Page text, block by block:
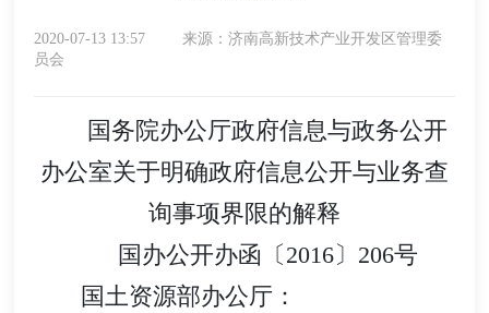
2020-07-13 13:57
来源：济南高新技术产业开发区管理委
员会
国务院办公厅政府信息与政务公开
办公室关于明确政府信息公开与业务查
询事项界限的解释
国办公开办函〔2016〕206号
国土资源部办公厅：